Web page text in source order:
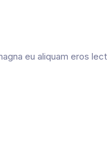
eu aliquam eros